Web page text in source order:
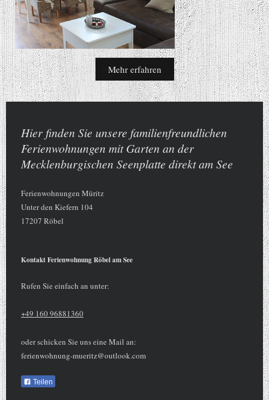
Mehr erfahren
Hier finden Sie unsere familienfreundlichen
Ferienwohnungen mit Garten an der
Mecklenburgischen Seenplatte direkt am See
Ferienwohnungen Müritz
Unter den Kiefern 104
17207 Röbel
Kontakt Ferienwohnung Röbel am See
Rufen Sie einfach an unter:
+49 160 96881360
oder schicken Sie uns eine Mail an:
ferienwohnung-mueritz@outlook.com
Teilen